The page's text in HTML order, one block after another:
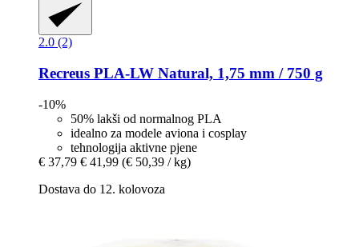
2.0 (2)
Recreus PLA-​LW Natural, 1,75 mm / 750 g
-10%
50% lakši od normalnog PLA
idealno za modele aviona i cosplay
tehnologija aktivne pjene
€ 37,79 € 41,99 (€ 50,39 / kg)
Dostava do 12. kolovoza